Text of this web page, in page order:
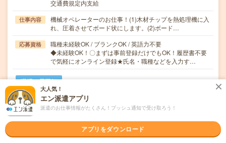
交通費規定内支給
仕事内容
機械オペレーターのお仕事！(1)木材チップを熱処理機に入
れ、圧着させてボード状にします。(2)ボード…
応募資格
職種未経験OK / ブランクOK / 英語力不要
◆未経験OK！〇まずは事前登録だけでもOK！履歴書不要
で気軽にオンライン登録★氏名・職種などを入力す…
職場の雰囲気
年齢層
30代 50代
気になる! 応募へ進む 詳しく見る
大人気！
エン派遣アプリ
派遣のお仕事情報がたくさん！プッシュ通知で受け取ろう！
アプリをダウンロード